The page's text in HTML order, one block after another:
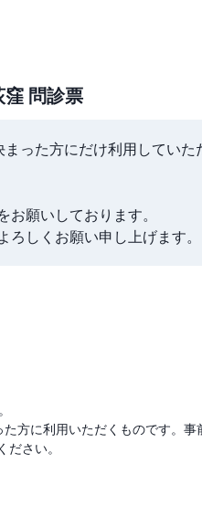
窪問診票
った方にだけ利用していた
願いしております。
しくお願い申し上げます。
方に利用いただくものです。事
さい。